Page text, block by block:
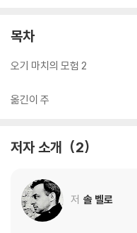
목차
오기 마치의 모험 2
옮긴이 주
저자 소개 2
저 솔 벨로